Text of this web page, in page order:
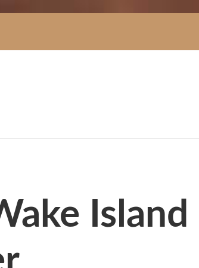
Island